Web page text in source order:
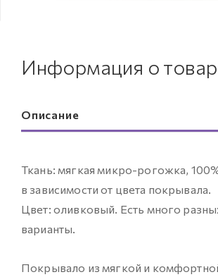
Информация о
Описание
Ткань: мягкая микро-рогожка,
в зависимости от цвета покрывала.
Цвет: оливковый. Есть много
варианты.
Покрывало из мягкой и